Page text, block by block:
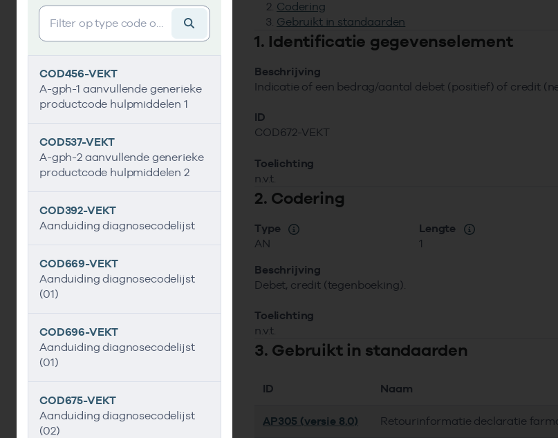
Vind gegevens&shy;element
COD456-VEKT
A-gph-1 aanvullende generieke
productcode hulpmiddelen 1
COD537-VEKT
A-gph-2 aanvullende generieke
productcode hulpmiddelen 2
COD392-VEKT
Aanduiding diagnosecodelijst
COD669-VEKT
Aanduiding diagnosecodelijst
(01)
COD696-VEKT
Aanduiding diagnosecodelijst
(01)
COD675-VEKT
Aanduiding diagnosecodelijst
(02)
Codering
Gebruikt in standaarden
1. Identificatie gegevenselement
Beschrijving
Indicatie of een bedrag/aantal debet (positief) of credit
ID
COD672-VEKT
Toelichting
n.v.t.
2. Codering
Type
AN
Lengte
1
Beschrijving
Debet, credit (tegenboeking).
Toelichting
n.v.t.
3. Gebruikt in standaarden
ID Naam
AP305 (versie 8.0) Retourinformatie declaratie